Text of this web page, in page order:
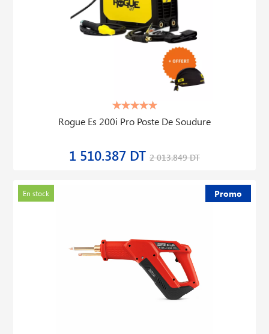
Rogue Es 200i Pro Poste De Soudure
1 510.387 DT 2 013.849 DT
Promo
En stock